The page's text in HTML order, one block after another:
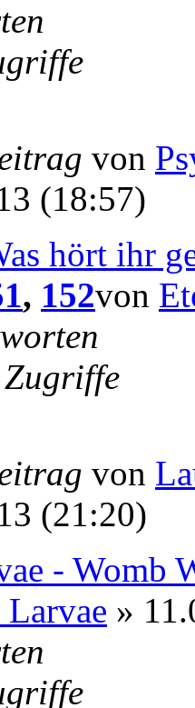
von
(18:57)
hört ihr
, 152von
Zugriffe
von
(21:20)
- Womb
»